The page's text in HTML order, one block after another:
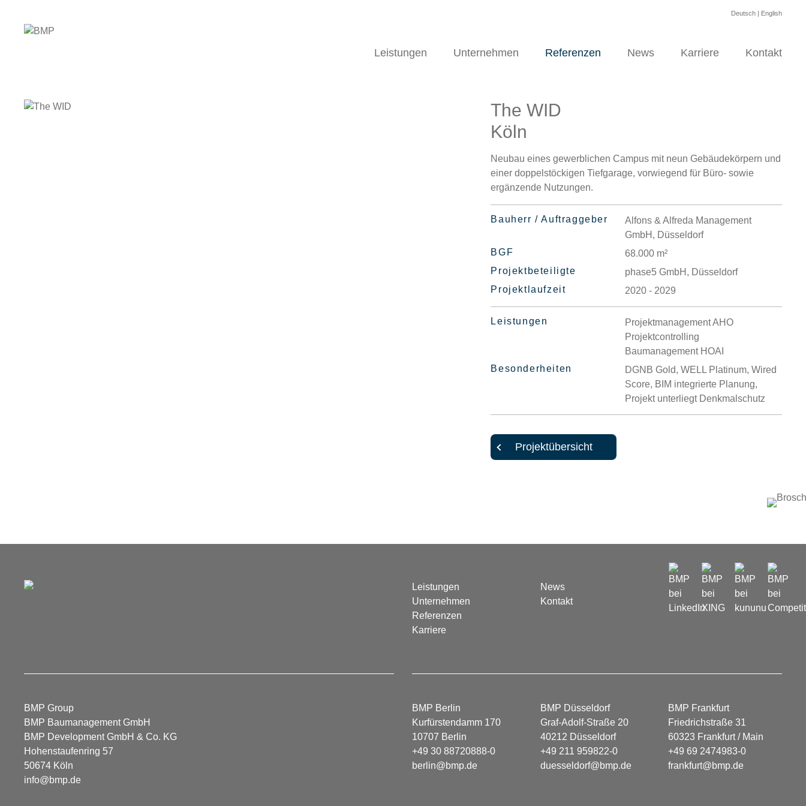
Leistungen Unternehmen Referenzen News Karriere Kontakt
Deutsch | English
The WID
Köln
Neubau eines gewerblichen Campus mit neun Gebäudekörpern und
einer doppelstöckigen Tiefgarage, vorwiegend für Büro- sowie
ergänzende Nutzungen.
Bauherr / Auftraggeber
Alfons & Alfreda Management
GmbH, Düsseldorf
BGF
68.000 m²
Projektbeteiligte
phase5 GmbH, Düsseldorf
Projektlaufzeit
2020 - 2029
Leistungen
Projektmanagement AHO
Projektcontrolling
Baumanagement HOAI
Besonderheiten
DGNB Gold, WELL Platinum, Wired
Score, BIM integrierte Planung,
Projekt unterliegt Denkmalschutz
Projektübersicht
Leistungen
Unternehmen
Referenzen
Karriere
News
Kontakt
BMP Group
BMP Baumanagement GmbH
BMP Development GmbH & Co. KG
Hohenstaufenring 57
50674 Köln
info@bmp.de
BMP Berlin
Kurfürstendamm 170
10707 Berlin
+49 30 88720888-0
berlin@bmp.de
BMP Düsseldorf
Graf-Adolf-Straße 20
40212 Düsseldorf
+49 211 959822-0
duesseldorf@bmp.de
BMP Frankfurt
Friedrichstraße 31
60323 Frankfurt / Main
+49 69 2474983-0
frankfurt@bmp.de